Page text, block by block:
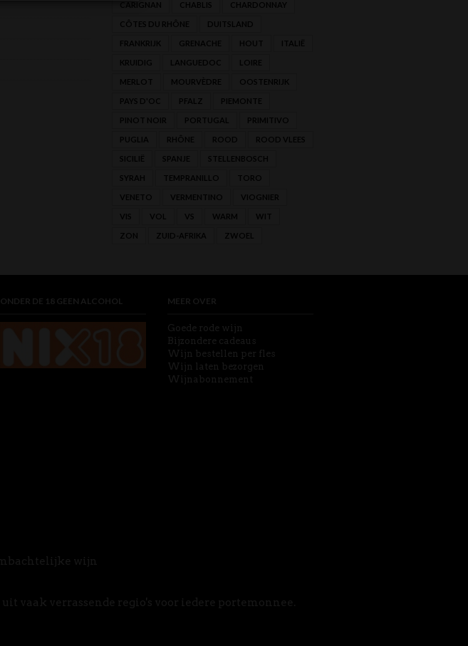
CARIGNAN CHABLIS CHARDONNAY
CÔTES DU RHÔNE DUITSLAND
FRANKRIJK GRENACHE HOUT ITALIË
KRUIDIG LANGUEDOC LOIRE
MERLOT MOURVÈDRE OOSTENRIJK
PAYS D'OC PFALZ PIEMONTE
PINOT NOIR PORTUGAL PRIMITIVO
PUGLIA RHÔNE ROOD ROOD VLEES
SICILIË SPANJE STELLENBOSCH
SYRAH TEMPRANILLO TORO
VENETO VERMENTINO VIOGNIER
VIS VOL VS WARM WIT
ZON ZUID-AFRIKA ZWOEL
ONDER DE 18 GEEN ALCOHOL MEER OVER
Goede rode wijn
Bijzondere cadeaus
Wijn bestellen per fles
Wijn laten bezorgen
Wijnabonnement